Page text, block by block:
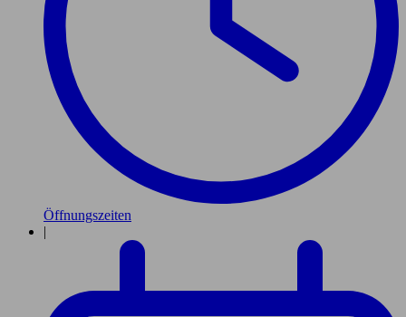
Öffnungszeiten
|